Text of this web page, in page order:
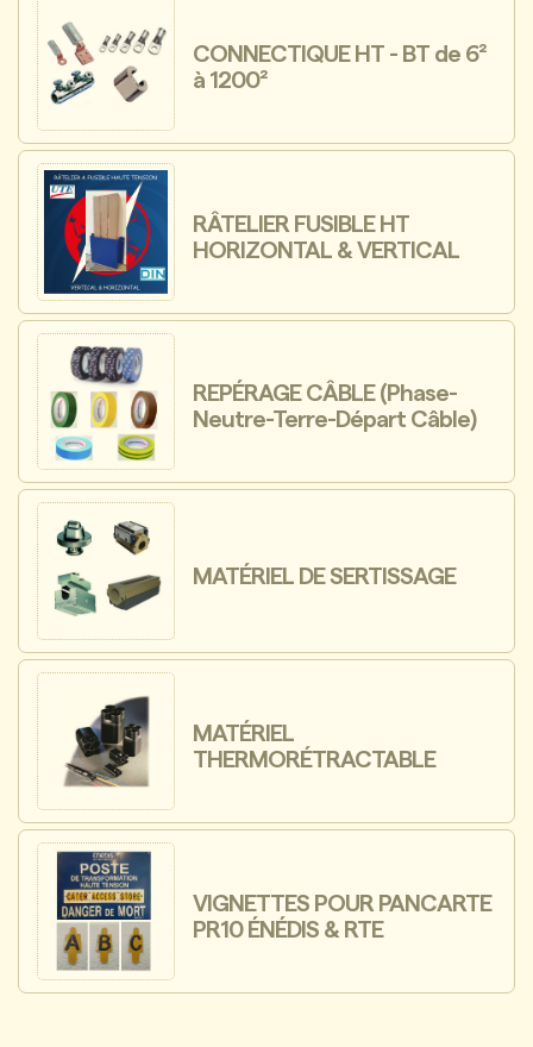
CONNECTIQUE HT - BT de 6²
à 1200²
RÂTELIER FUSIBLE HT
HORIZONTAL & VERTICAL
REPÉRAGE CÂBLE (Phase-
Neutre-Terre-Départ Câble)
MATÉRIEL DE SERTISSAGE
MATÉRIEL
THERMORÉTRACTABLE
VIGNETTES POUR PANCARTE
PR10 ÉNÉDIS & RTE